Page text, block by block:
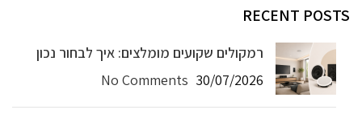
RECENT POSTS
רמקולים שקועים מומלצים: איך לבחור נכון
30/07/2026
No Comments